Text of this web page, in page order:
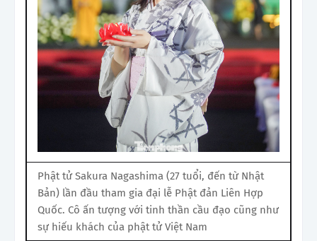
Phật tử Sakura Nagashima (27 tuổi, đến từ Nhật
Bản) lần đầu tham gia đại lễ Phật đản Liên Hợp
Quốc. Cô ấn tượng với tinh thần cầu đạo cũng như
sự hiếu khách của phật tử Việt Nam